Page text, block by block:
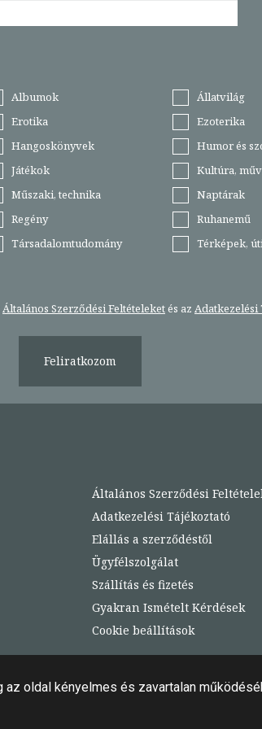
Albumok Állatvilág
Erotika Ezoterika
Hangoskönyvek Humor és
Játékok Kultúra,
Műszaki, technika Naptárak
Regény Ruhanemű
Társadalomtudomány Térképek,
Általános Szerződési Feltételeketés az
Feliratkozom
Általános Szerződési
Adatkezelési Tájékoztató
Elállás a szerződéstől
Ügyfélszolgálat
Szállítás és fizetés
Gyakran Ismételt Kérdések
Cookie beállítások